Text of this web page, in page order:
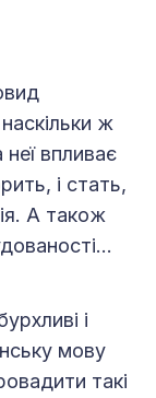
ж
впливає
і стать,
А також
і
мову
такі